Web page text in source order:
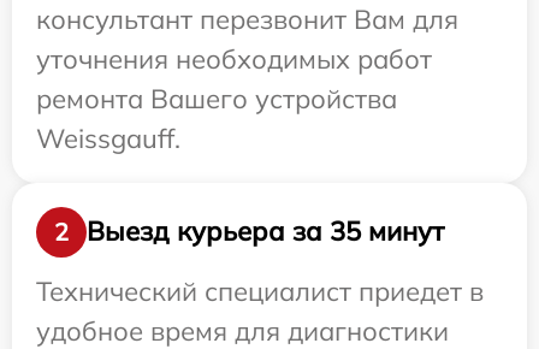
консультант перезвонит Вам для
уточнения необходимых работ
ремонта Вашего устройства
Weissgauff.
2
Выезд курьера за 35 минут
Технический специалист приедет в
удобное время для диагностики